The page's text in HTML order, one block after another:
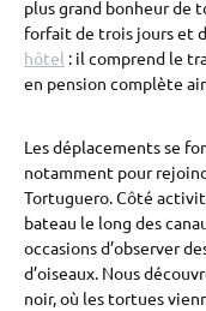
plus grand bonheur de
forfait de trois jours et
hôtel : il comprend le
en pension complète
Les déplacements se
notamment pour
Tortuguero. Côté
bateau le long des
occasions d’observer
d’oiseaux. Nous
noir, où les tortues